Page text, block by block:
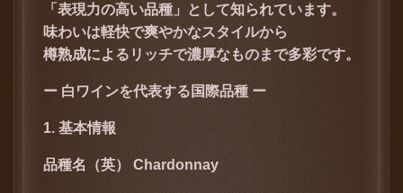
「表現力の高い品種」として知られています。
味わいは軽快で爽やかなスタイルから
樽熟成によるリッチで濃厚なものまで多彩です。
ー 白ワインを代表する国際品種 ー
1. 基本情報
品種名（英） Chardonnay